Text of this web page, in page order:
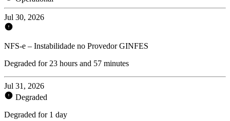
Jul 30, 2026
NFS-e – Instabilidade no Provedor GINFES
Degraded for 23 hours and 57 minutes
Jul 31, 2026
Degraded
Degraded for 1 day